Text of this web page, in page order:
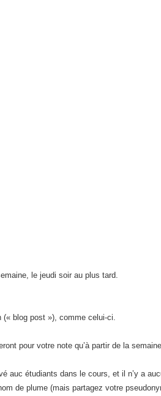
le jeudi soir au plus tard.
blog post »), comme celui-ci.
pour votre note qu’à partir de la
auc étudiants dans le cours, et il n’y a
de plume (mais partagez votre